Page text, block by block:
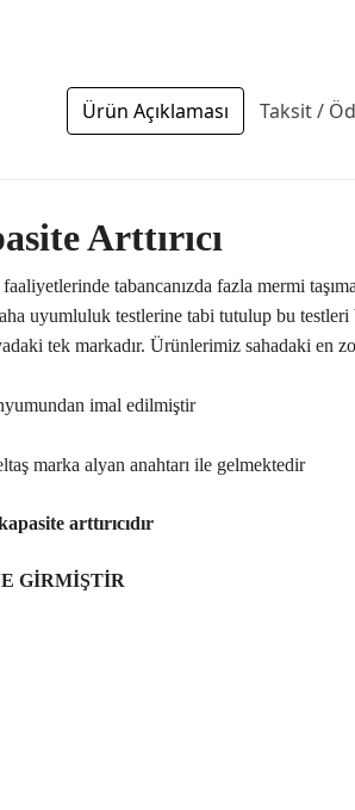
Ürün Açıklaması Taksit /
Arttırıcı
tabancanızda fazla mermi
uyumluluk testlerine tabi tutulup bu
tek markadır. Ürünlerimiz sahadaki en
imal edilmiştir
marka alyan anahtarı ile gelmektedir
arttırıcıdır
GİRMİŞTİR